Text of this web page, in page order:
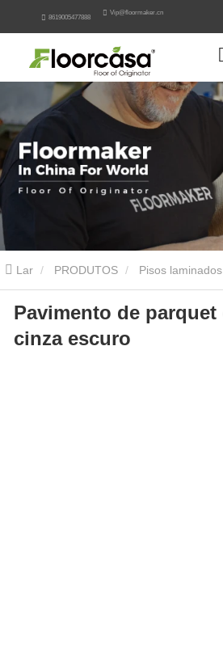
8619005477888
Vip@floormaker.cn
Lar PRODUTOS Pisos laminados
Pavimento de parquet de madeira cinza
Pavimento de parquet
cinza escuro